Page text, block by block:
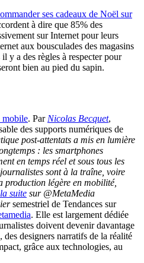
ses cadeaux de Noël sur
à dire que 85% des
sur Internet pour leurs
aux bousculades des magasins
y a des règles à respecter pour
bien au pied du sapin.
mobile. Par Nicolas Becquet,
des supports numériques de
post-attentats a mis en lumière
: les smartphones
en temps réel et sous tous les
sont à la traîne, voire
production légère en mobilité,
suite sur @MetaMedia
semestriel de Tendances sur
. Elle est largement dédiée
doivent devenir davantage
des designers narratifs de la réalité
grâce aux technologies, au